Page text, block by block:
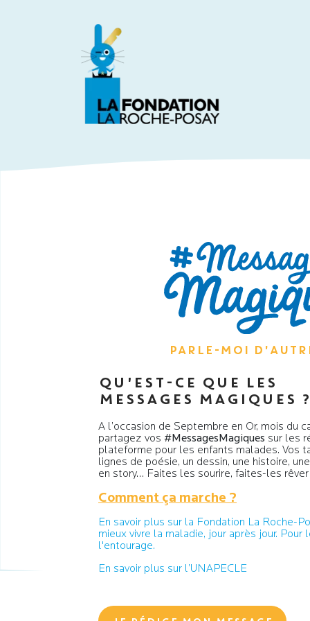
PARLE-MOI
QU'EST-CE QUE LES
MESSAGES MAGIQUES ?
A l’occasion de Septembre en Or, mois du
partagez vos #MessagesMagiques sur les
plateforme pour les enfants malades. Vos
lignes de poésie, un dessin, une histoire,
en story… Faites les sourire, faites-les
Comment ça marche ?
En savoir plus sur la Fondation La Roche-
mieux vivre la maladie, jour après jour.
l'entourage.
En savoir plus sur l’UNAPECLE